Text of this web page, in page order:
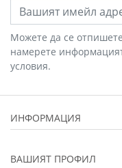
Можете да се
намерете
условия.
ИНФОРМАЦИЯ
ВАШИЯТ ПРОФИЛ